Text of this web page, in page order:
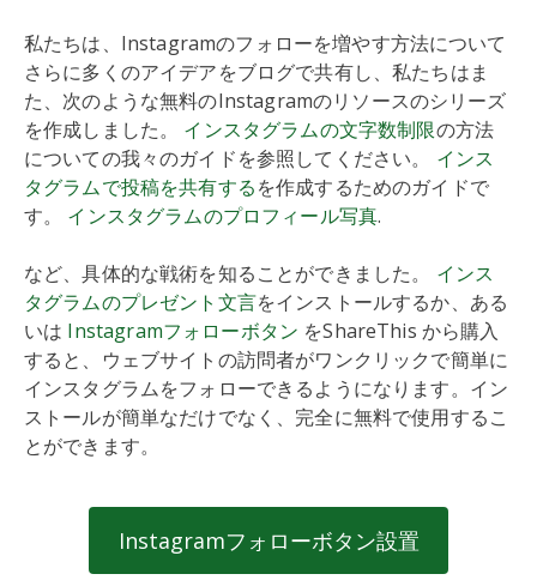
私たちは、Instagramのフォローを増やす方法について
さらに多くのアイデアをブログで共有し、私たちはま
た、次のような無料のInstagramのリソースのシリーズ
を作成しました。 インスタグラムの文字数制限の方法
についての我々のガイドを参照してください。 インス
タグラムで投稿を共有するを作成するためのガイドで
す。 インスタグラムのプロフィール写真.
など、具体的な戦術を知ることができました。 インス
タグラムのプレゼント文言をインストールするか、ある
いは Instagramフォローボタン をShareThis から購入
すると、ウェブサイトの訪問者がワンクリックで簡単に
インスタグラムをフォローできるようになります。イン
ストールが簡単なだけでなく、完全に無料で使用するこ
とができます。
Instagramフォローボタン設置